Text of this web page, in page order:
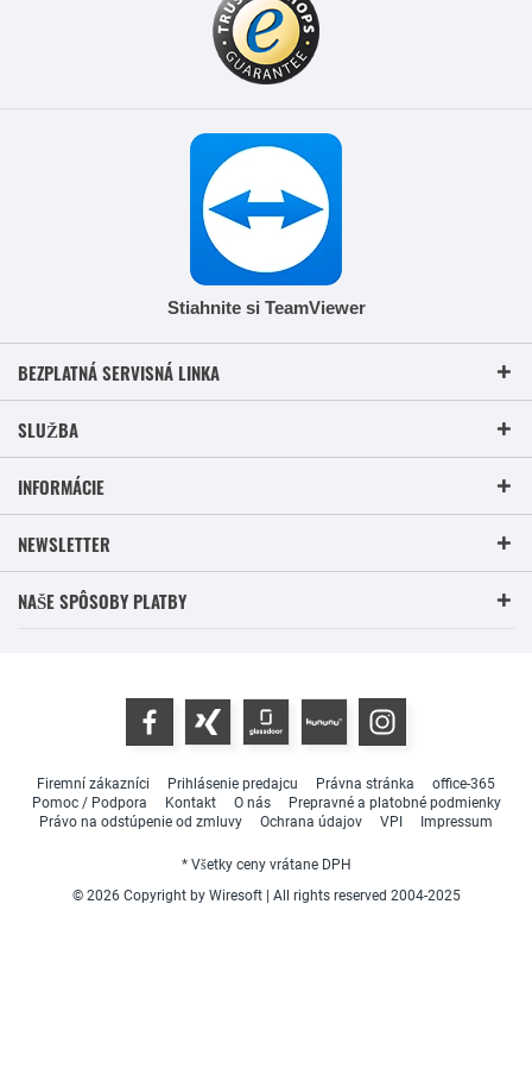
Stiahnite si TeamViewer
BEZPLATNÁ SERVISNÁ LINKA
SLUŽBA
INFORMÁCIE
NEWSLETTER
NAŠE SPÔSOBY PLATBY
Firemní zákazníci Prihlásenie predajcu Právna stránka
office-365
Pomoc / Podpora
Kontakt O nás
Prepravné a platobné podmienky
Právo na odstúpenie od zmluvy
Ochrana údajov VPI Impressum
* Všetky ceny vrátane DPH
© 2026 Copyright by Wiresoft | All rights reserved 2004-2025